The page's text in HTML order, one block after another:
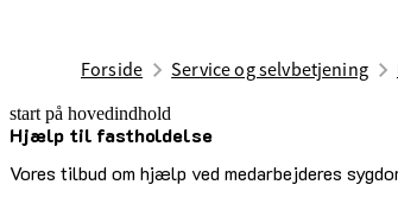
Forside Service og selvbetjening
start på hovedindhold
Hjælp til fastholdelse
Vores tilbud om hjælp ved medarbejderes
senest opdateret 11. marts 2026